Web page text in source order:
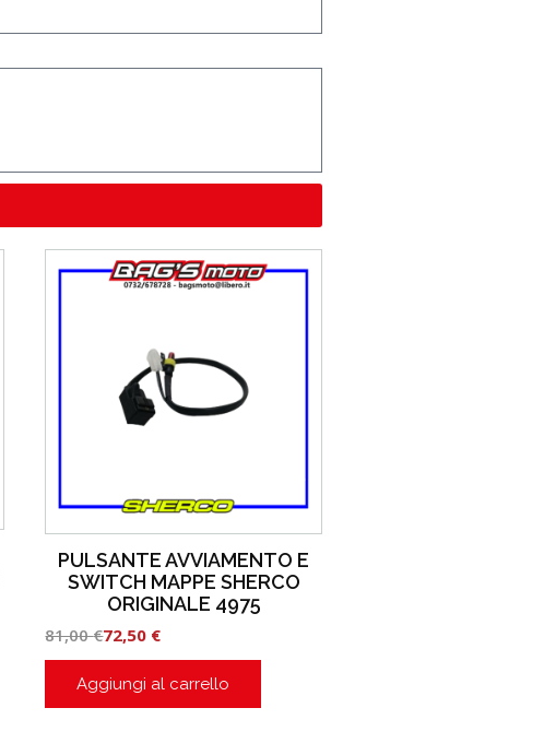
PULSANTE AVVIAMENTO E
SWITCH MAPPE SHERCO
ORIGINALE 4975
81,00€72,50 €
Aggiungi al carrello